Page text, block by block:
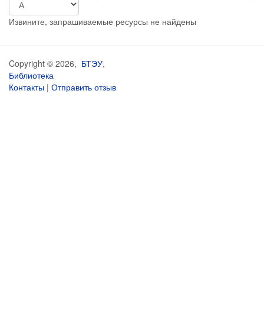
Извините, запрашиваемые ресурсы не найдены
Copyright © 2026, БТЭУ,
Библиотека
Контакты | Отправить отзыв